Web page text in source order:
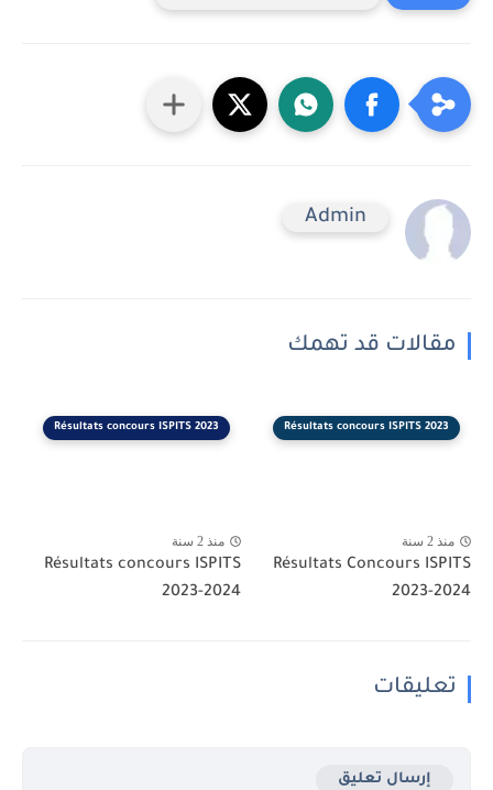
Admin
مقالات قد تهمك
Résultats concours ISPITS 2023
منذ 2 سنة
Résultats Concours ISPITS
2023-2024
Résultats concours ISPITS 2023
منذ 2 سنة
Résultats concours ISPITS
2023-2024
تعليقات
إرسال تعليق